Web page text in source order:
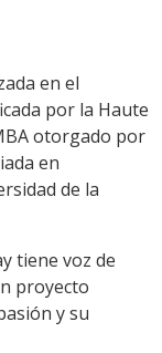
en el
por la Haute
otorgado por
en
de la
tiene voz de
proyecto
y su